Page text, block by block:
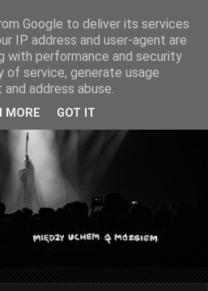
Google to deliver its services
IP address and user-agent are
with performance and security
service, generate usage
address abuse.
MORE GOT IT